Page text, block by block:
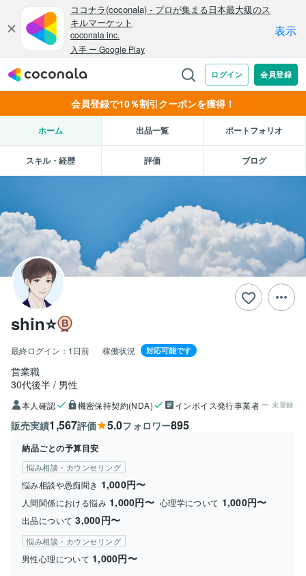
会員登録で10％割引クーポンを獲得！
ホーム 出品一覧 ポートフォリオ
スキル・経歴 評価 ブログ
shin⭐️
最終ログイン： 1日前 稼働状況 対応可能です
営業職
30代後半
男性
本人確認 機密保持契約(NDA) インボイス発行事業者 未登録
販売実績1,567評価 5.0フォロワー895
納品ごとの予算目安
悩み相談・カウンセリング
悩み相談や愚痴聞き 1,000円〜
人間関係における悩み 1,000円〜 心理学について 1,000円〜
出品について 3,000円〜
悩み相談・カウンセリング
男性心理について 1,000円〜